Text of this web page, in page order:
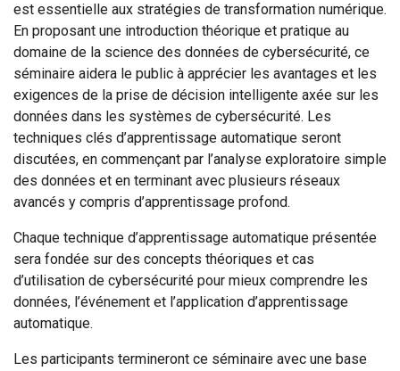
est essentielle aux stratégies de transformation numérique.
En proposant une introduction théorique et pratique au
domaine de la science des données de cybersécurité, ce
séminaire aidera le public à apprécier les avantages et les
exigences de la prise de décision intelligente axée sur les
données dans les systèmes de cybersécurité. Les
techniques clés d’apprentissage automatique seront
discutées, en commençant par l’analyse exploratoire simple
des données et en terminant avec plusieurs réseaux
avancés y compris d’apprentissage profond.
Chaque technique d’apprentissage automatique présentée
sera fondée sur des concepts théoriques et cas
d’utilisation de cybersécurité pour mieux comprendre les
données, l’événement et l’application d’apprentissage
automatique.
Les participants termineront ce séminaire avec une base